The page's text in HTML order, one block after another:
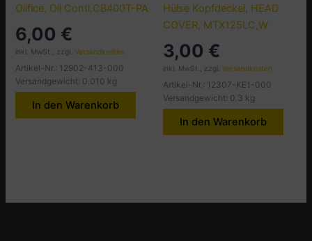
Olifice, Oil Contl.CB400T-PA
6,00 €
inkl. MwSt., zzgl.Versandkosten
Artikel-Nr.: 12902-413-000
Versandgewicht: 0.010 kg
In den Warenkorb
Hülse Kopfdeckel, HEAD
COVER, MTX125LC,W
3,00 €
inkl. MwSt., zzgl. Versandkosten
Artikel-Nr.: 12307-KE1-000
Versandgewicht: 0.3 kg
In den Warenkorb